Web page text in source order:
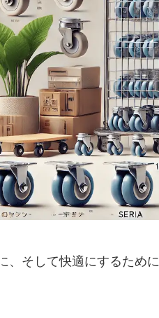
、そして快適にするため